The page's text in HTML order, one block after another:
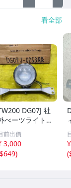
看全部
DG07J 社
べーツライト T
専用アルミライ
ステー
前出價
3,000
$649)
(